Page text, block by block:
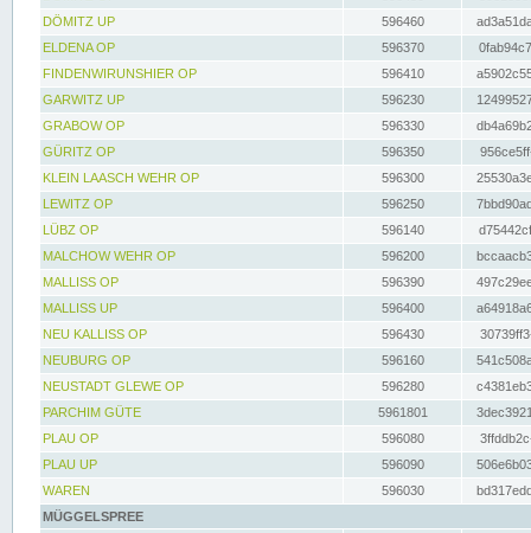
DÖMITZ UP
596460
ELDENA OP
596370
FINDENWIRUNSHIER OP
596410
GARWITZ UP
596230
GRABOW OP
596330
GÜRITZ OP
596350
KLEIN LAASCH WEHR OP
596300
LEWITZ OP
596250
LÜBZ OP
596140
MALCHOW WEHR OP
596200
MALLISS OP
596390
MALLISS UP
596400
NEU KALLISS OP
596430
NEUBURG OP
596160
NEUSTADT GLEWE OP
596280
PARCHIM GÜTE
5961801
PLAU OP
596080
PLAU UP
596090
WAREN
596030
MÜGGELSPREE